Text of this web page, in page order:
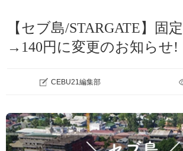
【セブ島/STARGATE】固
→140円に変更のお知らせ!
CEBU21編集部